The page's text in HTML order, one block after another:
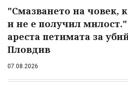
"Смазването на човек,
и не е получил
ареста петимата за
Пловдив
07.08.2026